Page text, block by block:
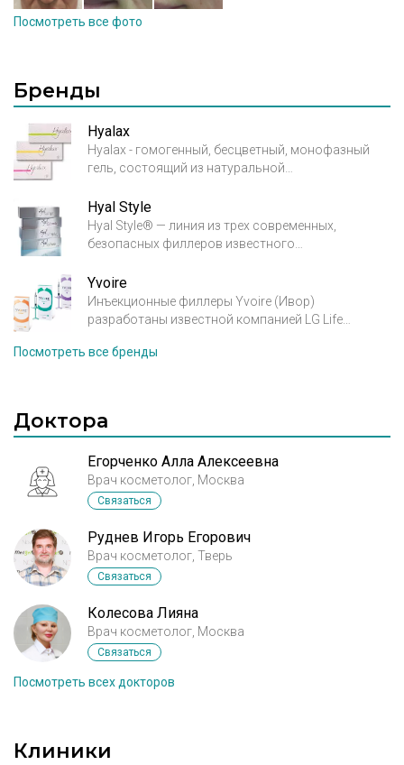
Посмотреть все фото
Бренды
Hyalax
Hyalax - гомогенный, бесцветный, монофазный
гель, состоящий из натуральной
неживотного происхождения, получаемой при
бактериальной ферментации Streptococcus Equi.
Hyal Style
Hyal Style® — линия из трех современных,
безопасных филлеров известного
Австрия) на основе натуральной
высокоочищенной гиалуроновой кислоты
неживотного происхождения. Благодаря
сшивающего агента BDDE семейство филлеров
Yvoire
Инъекционные филлеры Yvoire (Ивор)
разработаны известной компанией LG Life
технологическую корпорацию LG и
HESH технологии, запатентованная компанией
Посмотреть все бренды
Доктора
Егорченко Алла Алексеевна
Врач косметолог, Москва
Связаться
Руднев Игорь Егорович
Врач косметолог, Тверь
Связаться
Колесова Лияна
Врач косметолог, Москва
Связаться
Посмотреть всех докторов
Клиники